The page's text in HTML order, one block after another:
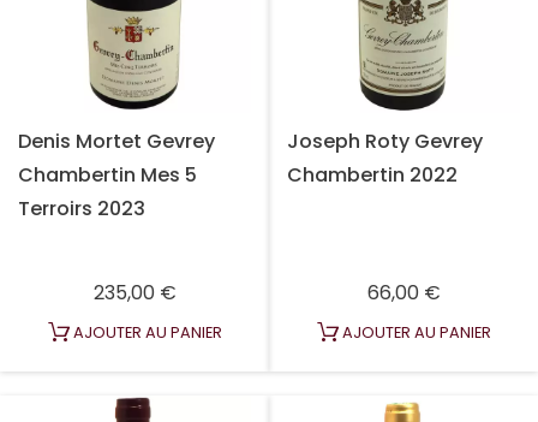
Denis Mortet Gevrey
Chambertin Mes 5
Terroirs 2023
235,00 €Prix
AJOUTER AU PANIER
Joseph Roty Gevrey
Chambertin 2022
66,00 €Prix
AJOUTER AU PANIER